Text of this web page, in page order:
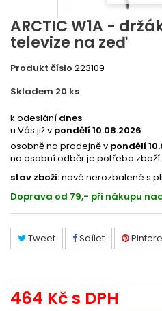
ARCTIC W1A -
televize na zeď
Produkt číslo 223109
Skladem 20 ks
k odeslání dnes
u Vás již v pondělí 10.08.2026
osobně na prodejně v pondělí
na osobní odběr je potřeba
stav zboží:nové nerozbalené s
Doprava od 79,- při nákupu nad
Tweet Sdílet
464 Kčs DPH